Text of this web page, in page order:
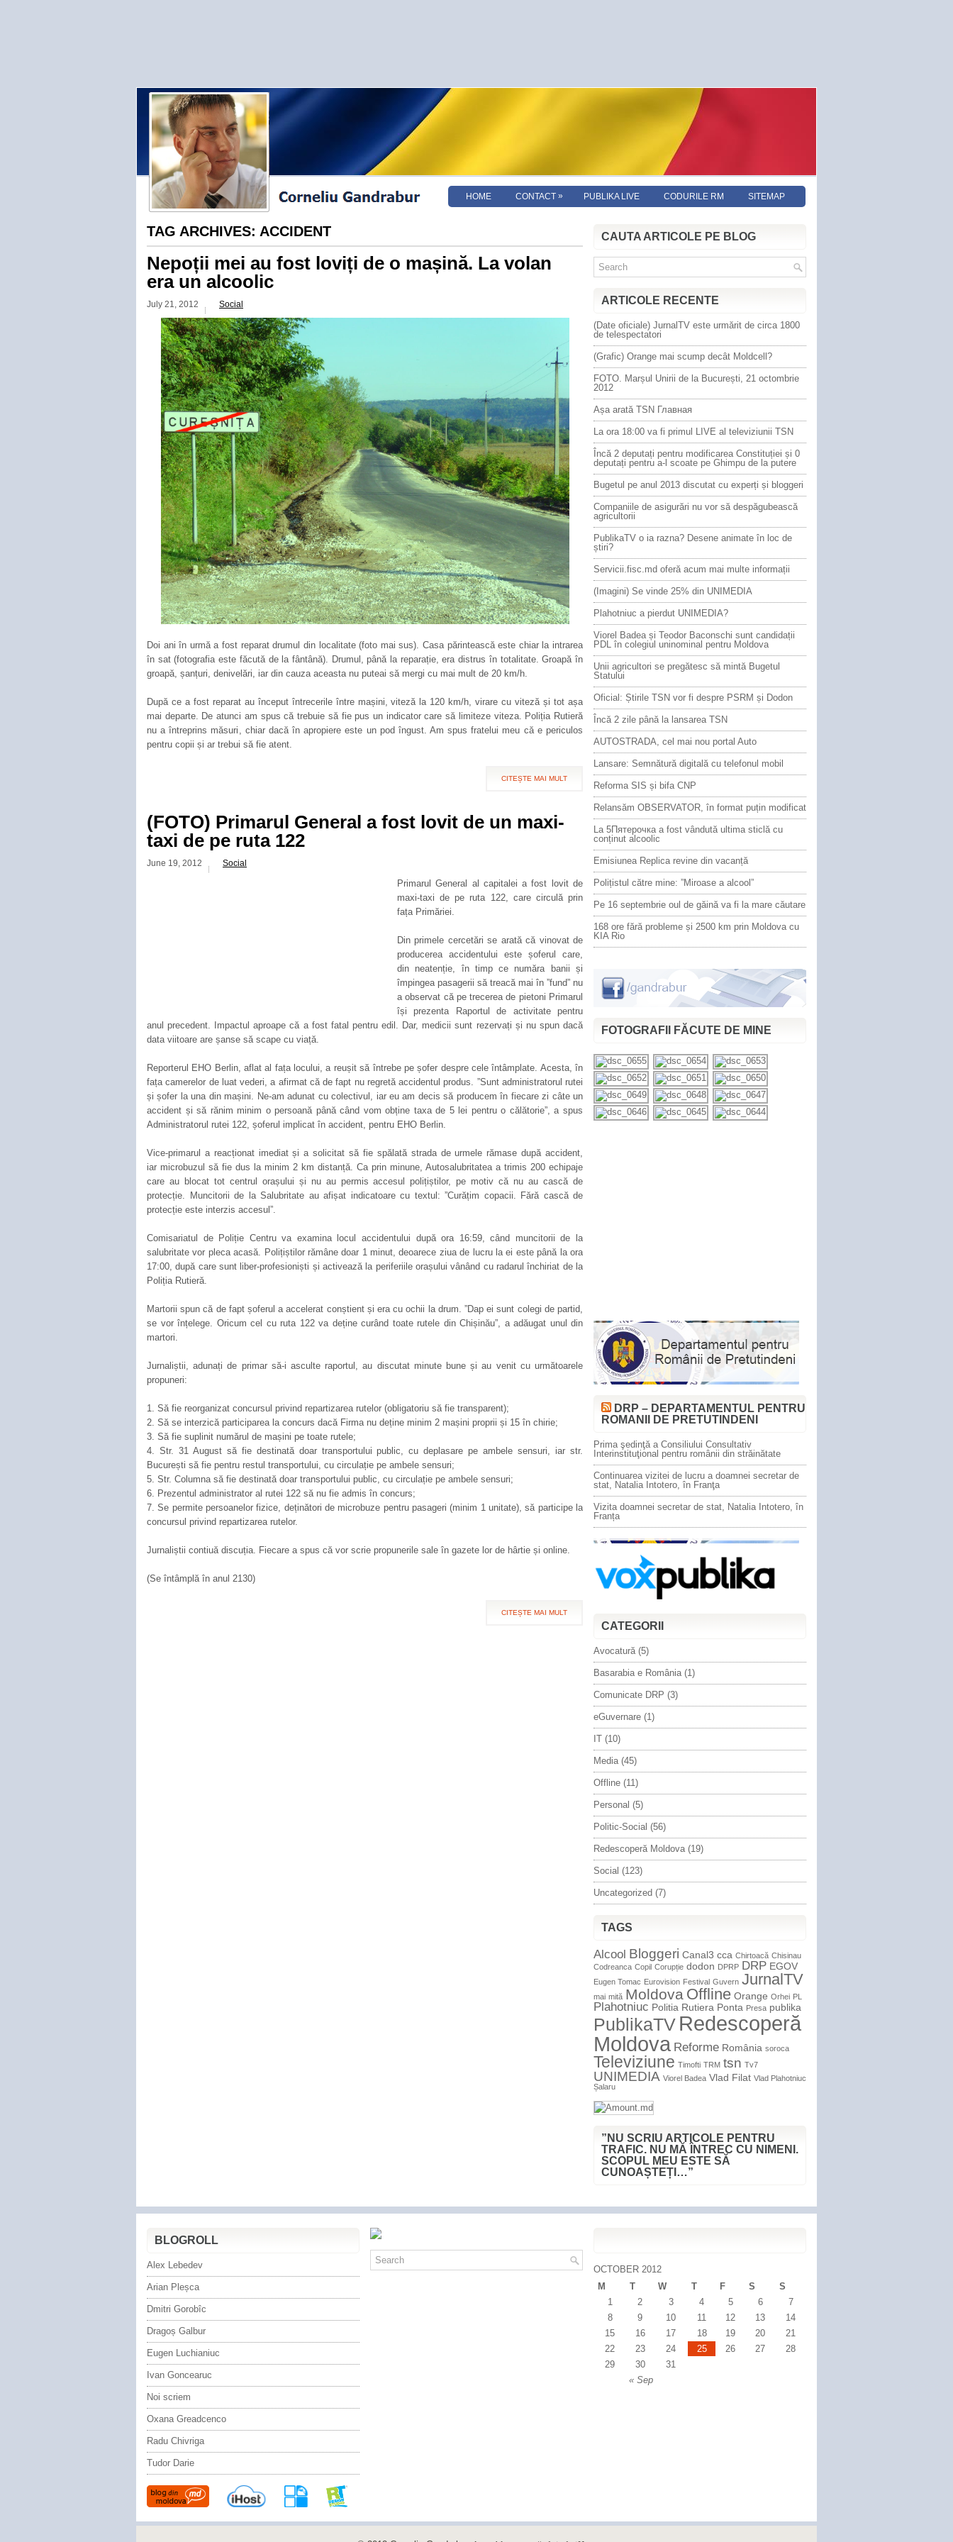
HOME CONTACT » PUBLIKA LIVE CODURILE RM SITEMAP
TAG ARCHIVES: ACCIDENT
Nepoții mei au fost loviți de o mașină. La volan
era un alcoolic
July 21, 2012 Social
Doi ani în urmă a fost reparat drumul din localitate (foto mai sus). Casa părintească este chiar la intrarea
în sat (fotografia este făcută de la fântână). Drumul, până la reparație, era distrus în totalitate. Groapă în
groapă, șanțuri, denivelări, iar din cauza aceasta nu puteai să mergi cu mai mult de 20 km/h.
După ce a fost reparat au început întrecerile între mașini, viteză la 120 km/h, virare cu viteză și tot așa
mai departe. De atunci am spus că trebuie să fie pus un indicator care să limiteze viteza. Poliția Rutieră
nu a întreprins măsuri, chiar dacă în apropiere este un pod îngust. Am spus fratelui meu că e periculos
pentru copii și ar trebui să fie atent.
CITEȘTE MAI MULT
(FOTO) Primarul General a fost lovit de un maxi-
taxi de pe ruta 122
June 19, 2012 Social
Primarul General al capitalei a fost lovit de
maxi-taxi de pe ruta 122, care circulă prin
fața Primăriei.
Din primele cercetări se arată că vinovat de
producerea accidentului este șoferul care,
din neatenție, în timp ce număra banii și
împingea pasagerii să treacă mai în ”fund” nu
a observat că pe trecerea de pietoni Primarul
își prezenta Raportul de activitate pentru
anul precedent. Impactul aproape că a fost fatal pentru edil. Dar, medicii sunt rezervați și nu spun dacă
data viitoare are șanse să scape cu viață.
Reporterul EHO Berlin, aflat al fața locului, a reușit să întrebe pe șofer despre cele întâmplate. Acesta, în
fața camerelor de luat vederi, a afirmat că de fapt nu regretă accidentul produs. ”Sunt administratorul rutei
și șofer la una din mașini. Ne-am adunat cu colectivul, iar eu am decis să producem în fiecare zi câte un
accident și să rănim minim o persoană până când vom obține taxa de 5 lei pentru o călătorie”, a spus
Administratorul rutei 122, șoferul implicat în accident, pentru EHO Berlin.
Vice-primarul a reacționat imediat și a solicitat să fie spălată strada de urmele rămase după accident,
iar microbuzul să fie dus la minim 2 km distanță. Ca prin minune, Autosalubritatea a trimis 200 echipaje
care au blocat tot centrul orașului și nu au permis accesul polițiștilor, pe motiv că nu au cască de
protecție. Muncitorii de la Salubritate au afișat indicatoare cu textul: ”Curățim copacii. Fără cască de
protecție este interzis accesul”.
Comisariatul de Poliție Centru va examina locul accidentului după ora 16:59, când muncitorii de la
salubritate vor pleca acasă. Polițiștilor rămâne doar 1 minut, deoarece ziua de lucru la ei este până la ora
17:00, după care sunt liber-profesioniști și activează la periferiile orașului vânând cu radarul închiriat de la
Poliția Rutieră.
Martorii spun că de fapt șoferul a accelerat conștient și era cu ochii la drum. ”Dap ei sunt colegi de partid,
se vor înțelege. Oricum cel cu ruta 122 va deține curând toate rutele din Chișinău”, a adăugat unul din
martori.
Jurnaliștii, adunați de primar să-i asculte raportul, au discutat minute bune și au venit cu următoarele
propuneri:
1. Să fie reorganizat concursul privind repartizarea rutelor (obligatoriu să fie transparent);
2. Să se interzică participarea la concurs dacă Firma nu deține minim 2 mașini proprii și 15 în chirie;
3. Să fie suplinit numărul de mașini pe toate rutele;
4. Str. 31 August să fie destinată doar transportului public, cu deplasare pe ambele sensuri, iar str.
București să fie pentru restul transportului, cu circulație pe ambele sensuri;
5. Str. Columna să fie destinată doar transportului public, cu circulație pe ambele sensuri;
6. Prezentul administrator al rutei 122 să nu fie admis în concurs;
7. Se permite persoanelor fizice, deținători de microbuze pentru pasageri (minim 1 unitate), să participe la
concursul privind repartizarea rutelor.
Jurnaliștii contiuă discuția. Fiecare a spus că vor scrie propunerile sale în gazete lor de hârtie și online.
(Se întâmplă în anul 2130)
CITEȘTE MAI MULT
CAUTA ARTICOLE PE BLOG
ARTICOLE RECENTE
(Date oficiale) JurnalTV este urmărit de circa 1800
de telespectatori
(Grafic) Orange mai scump decât Moldcell?
FOTO. Marșul Unirii de la București, 21 octombrie
2012
Așa arată TSN Главная
La ora 18:00 va fi primul LIVE al televiziunii TSN
Încă 2 deputați pentru modificarea Constituției și 0
deputați pentru a-l scoate pe Ghimpu de la putere
Bugetul pe anul 2013 discutat cu experți și bloggeri
Companiile de asigurări nu vor să despăgubească
agricultorii
PublikaTV o ia razna? Desene animate în loc de
știri?
Servicii.fisc.md oferă acum mai multe informații
(Imagini) Se vinde 25% din UNIMEDIA
Plahotniuc a pierdut UNIMEDIA?
Viorel Badea și Teodor Baconschi sunt candidații
PDL în colegiul uninominal pentru Moldova
Unii agricultori se pregătesc să mintă Bugetul
Statului
Oficial: Știrile TSN vor fi despre PSRM și Dodon
Încă 2 zile până la lansarea TSN
AUTOSTRADA, cel mai nou portal Auto
Lansare: Semnătură digitală cu telefonul mobil
Reforma SIS și bifa CNP
Relansăm OBSERVATOR, în format puțin modificat
La 5Пятерочкa a fost vândută ultima sticlă cu
conținut alcoolic
Emisiunea Replica revine din vacanță
Polițistul către mine: ”Miroase a alcool”
Pe 16 septembrie oul de găină va fi la mare căutare
168 ore fără probleme și 2500 km prin Moldova cu
KIA Rio
FOTOGRAFII FĂCUTE DE MINE
DRP – DEPARTAMENTUL PENTRU
ROMANII DE PRETUTINDENI
Prima şedinţă a Consiliului Consultativ
Interinstituţional pentru românii din străinătate
Continuarea vizitei de lucru a doamnei secretar de
stat, Natalia Intotero, în Franţa
Vizita doamnei secretar de stat, Natalia Intotero, în
Franța
CATEGORII
Avocatură(5)
Basarabia e România(1)
Comunicate DRP (3)
eGuvernare (1)
IT (10)
Media(45)
Offline (11)
Personal (5)
Politic-Social (56)
Redescoperă Moldova(19)
Social (123)
Uncategorized (7)
TAGS
Alcool Bloggeri Canal3 cca Chirtoacă Chisinau
Codreanca Copil Corupție dodon DPRP DRP EGOV
Eugen Tomac Eurovision Festival Guvern JurnalTV
mai mită Moldova Offline Orange Orhei PL
Plahotniuc Politia Rutiera Ponta Presa publika
PublikaTV Redescoperă
Moldova Reforme România soroca
Televiziune Timofti TRM tsn Tv7
UNIMEDIA Viorel Badea Vlad Filat Vlad Plahotniuc
Șalaru
”NU SCRIU ARTICOLE PENTRU
TRAFIC. NU MĂ ÎNTREC CU NIMENI.
SCOPUL MEU ESTE SĂ
CUNOAȘTEȚI…”
BLOGROLL
Alex Lebedev
Arian Pleșca
Dmitri Gorobîc
Dragoș Galbur
Eugen Luchianiuc
Ivan Goncearuc
Noi scriem
Oxana Greadcenco
Radu Chivriga
Tudor Darie
OCTOBER 2012
M
T W T F S S
« Sep
1 2 3 4 5 6
7
8
9 10 11 12 13
14
15
16 17 18 19 20
21
22
23 24 25 26 27
28
29
30 31